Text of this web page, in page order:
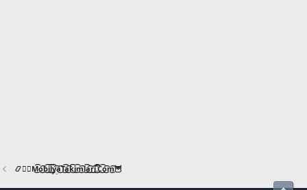
📿🧙‍♂️M͜͡o͜͡b͜͡i͜͡l͜͡y͜͡a͜͡T͜͡a͜͡k͜͡i͜͡m͜͡l͜͡a͜͡r͜͡i͜͡.͜͡C͜͡o͜͡m͜͡🦉